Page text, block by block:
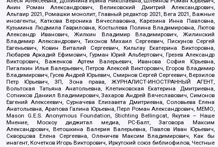
Анин Роман Александрович, Великовский Дмитрий Александрович,
Альтаир 2021, Ромашки монолит, Главный редактор 2021, Вега 2021, Важные
иноагенты, Каткова Вероника Вячеславовна, Карезина Инна Павловна,
Кузьмина Людмила Гавриловна, Костылева Полина Владимировна, Лютов
Александр Иванович, Жилкин Владимир Владимирович, Жилинский
Владимир Александрович, Тихонов Михаил Сергеевич, Пискунов Сергей
Евгеньевич, Ковин Виталий Сергеевич, Кильтау Екатерина Викторовна,
Любарев Аркадий Ефимович, Гурман Юрий Альбертович, Грезев Александр
Викторович, Важенков Артем Валерьевич, Иванова София Юрьевна,
Пигалкин Илья Валерьевич, Петров Алексей Викторович, Егоров Владимир
Владимирович, Гусев Андрей Юрьевич, Смирнов Сергей Сергеевич, Верзилов
Петр Юрьевич, ЗП, Зона права, ЖУРНАЛИСТ-ИНОСТРАННЫЙ АГЕНТ,
Вольтская Татьяна Анатольевна, Клепиковская Екатерина Дмитриевна,
Сотников Даниил Владимирович, Захаров Андрей Вячеславович, Симонов
Евгений Алексеевич, Сурначева Елизавета Дмитриевна, Соловьева Елена
Анатольевна, Арапова Галина Юрьевна, Перл Роман Александрович, МЕМО,
Mason G.E.S. Anonymous Foundation, Stichting Bellingcat, Якутия – Наше
Мнение, Москоу диджитал медиа, РС-Балт, Заговора Максим
Александрович, Ветошкина Валерия Валерьевна, Павлов Иван Юрьевич,
Скворцова Елена Сергеевна, Оленичев Максим Владимирович, Как бы
инагент, Кочетков Игорь Викторович, Иркутский союз библиофилов, Честные